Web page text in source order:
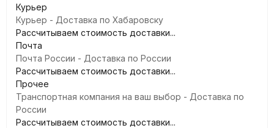
Курьер
Курьер - Доставка по Хабаровску
Рассчитываем стоимость доставки...
Почта
Почта России - Доставка по России
Рассчитываем стоимость доставки...
Прочее
Транспортная компания на ваш выбор - Доставка по
России
Рассчитываем стоимость доставки...